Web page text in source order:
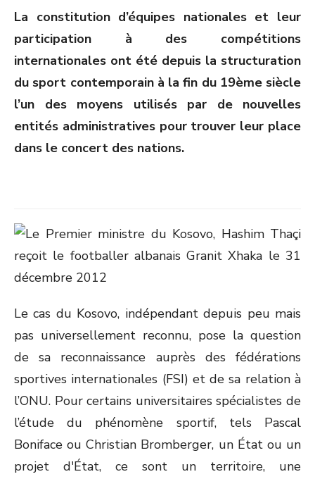
La constitution d’équipes nationales et leur
participation à des compétitions
internationales ont été depuis la structuration
du sport contemporain à la fin du 19èmesiècle
l’un des moyens utilisés par de nouvelles
entités administratives pour trouver leur place
dans le concert des nations.
Le cas du Kosovo, indépendant depuis peu mais
pas universellement reconnu, pose la question
de sa reconnaissance auprès des fédérations
sportives internationales (FSI) et de sa relation à
l’ONU. Pour certains universitaires spécialistes de
l’étude du phénomène sportif, tels Pascal
Boniface ou Christian Bromberger, un État ou un
projet d'État, ce sont un territoire, une